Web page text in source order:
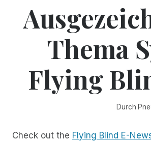
Thema
Flying
Durch
Check out the Flying Blind E-